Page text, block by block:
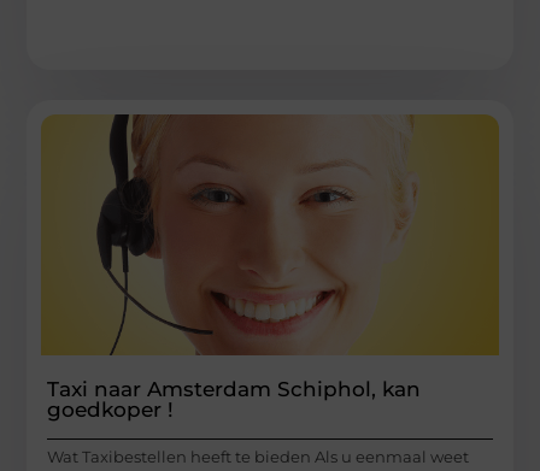
Taxi naar Amsterdam Schiphol, kan
goedkoper !
Wat Taxibestellen heeft te bieden Als u eenmaal weet